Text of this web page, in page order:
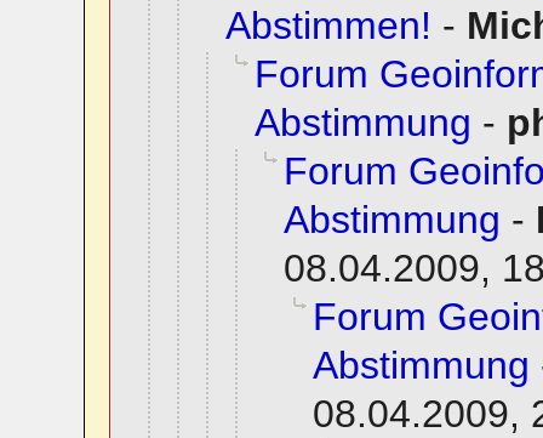
Abstimmen! -
Forum
Abstimmung -
Forum
Abstimmung -
08.04.2009,
Forum
Abstimmung
08.04.2009,